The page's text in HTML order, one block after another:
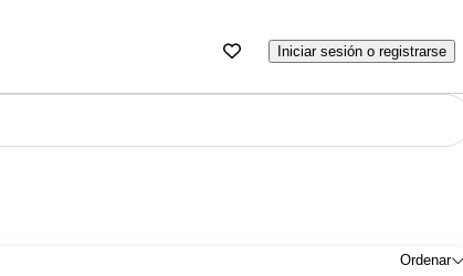
Iniciar sesión o registrarse
Ordenar